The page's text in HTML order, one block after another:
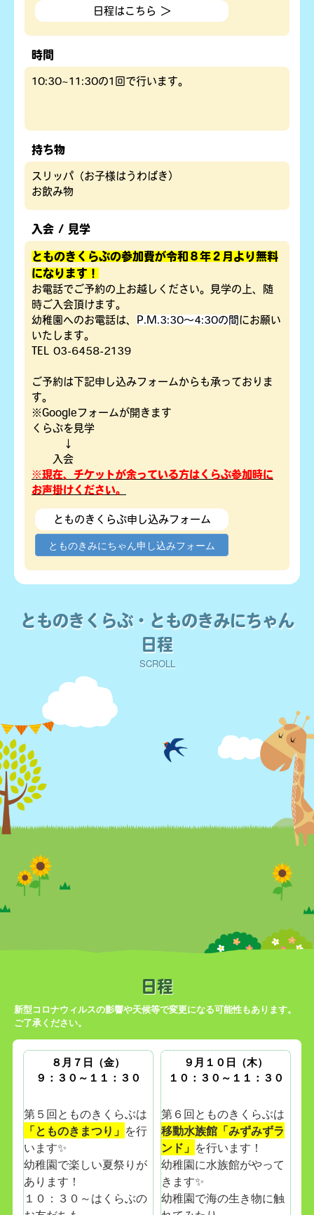
日程はこちら ＞
時間
10:30~11:30の1回で行います。
持ち物
スリッパ（お子様はうわばき）
お飲み物
入会 / 見学
とものきくらぶの参加費が令和８年２月より無料
になります！
お電話でご予約の上お越しください。見学の上、随
時ご入会頂けます。
幼稚園へのお電話は、
P.M.3:30～4:30の間 にお願い
いたします。
TEL 03-6458-2139
ご予約は下記申し込みフォームからも承っておりま
す。
※Googleフォームが開きます
くらぶを見学
↓
入会
※現在、チケットが余っている方はくらぶ参加時に
お声掛けください。
とものきくらぶ申し込みフォーム
とものきみにちゃん申し込みフォーム
とものきくらぶ・とものきみにちゃん
日程
SCROLL
日程
新型コロナウィルスの影響や天候等で変更になる可能性もあります。
ご了承ください。
８月７日（金）
９：３０～１１：３０
第５回とものきくらぶは
「とものきまつり」 を行
います✨
幼稚園で楽しい夏祭りが
あります！
１０：３０～はくらぶの
９月１０日（木）
１０：３０～１１：３０
第６回とものきくらぶは
移動水族館「みずみずラ
ンド」 を行います！
幼稚園に水族館がやって
きます✨
幼稚園で海の生き物に触